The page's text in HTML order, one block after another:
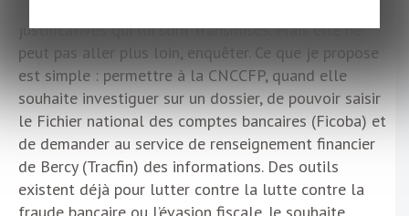
justificatives qui lui sont transmises. Mais elle ne
peut pas aller plus loin, enquêter. Ce que je propose
est simple : permettre à la CNCCFP, quand elle
souhaite investiguer sur un dossier, de pouvoir saisir
le Fichier national des comptes bancaires (Ficoba) et
de demander au service de renseignement financier
de Bercy (Tracfin) des informations. Des outils
existent déjà pour lutter contre la lutte contre la